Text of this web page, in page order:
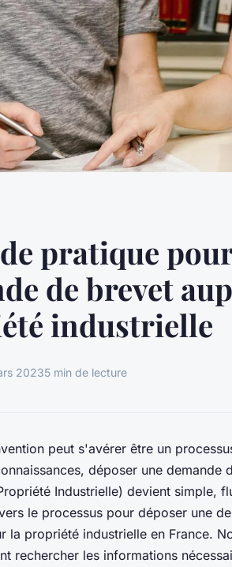
pratique
de brevet
industrielle
20235 min de lecture
peut s'avérer être un
déposer une demande
Industrielle) devient simple,
le processus pour déposer une
la propriété industrielle en France.
rechercher les informations